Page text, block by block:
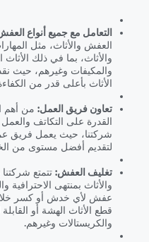
التعامل مع جميع أنواع
العفش والأثاث، مثل
والأثاث، بما في ذلك الأثاث
والمكيفات وغيرهم، حيث
الأثاث بأعلى قدر من
تعاون فريق العمل: من أهم
القدرة على التكاتف
شركتنا، حيث يعمل فريق
لتقديم أفضل مستوى من
تغليف العفش: تتمتع
والأثاث بمنتهى
عفش لأي خدش أو كسر خلال
قطع الأثاث الهشة أو
والكريستالات وغيرهم.